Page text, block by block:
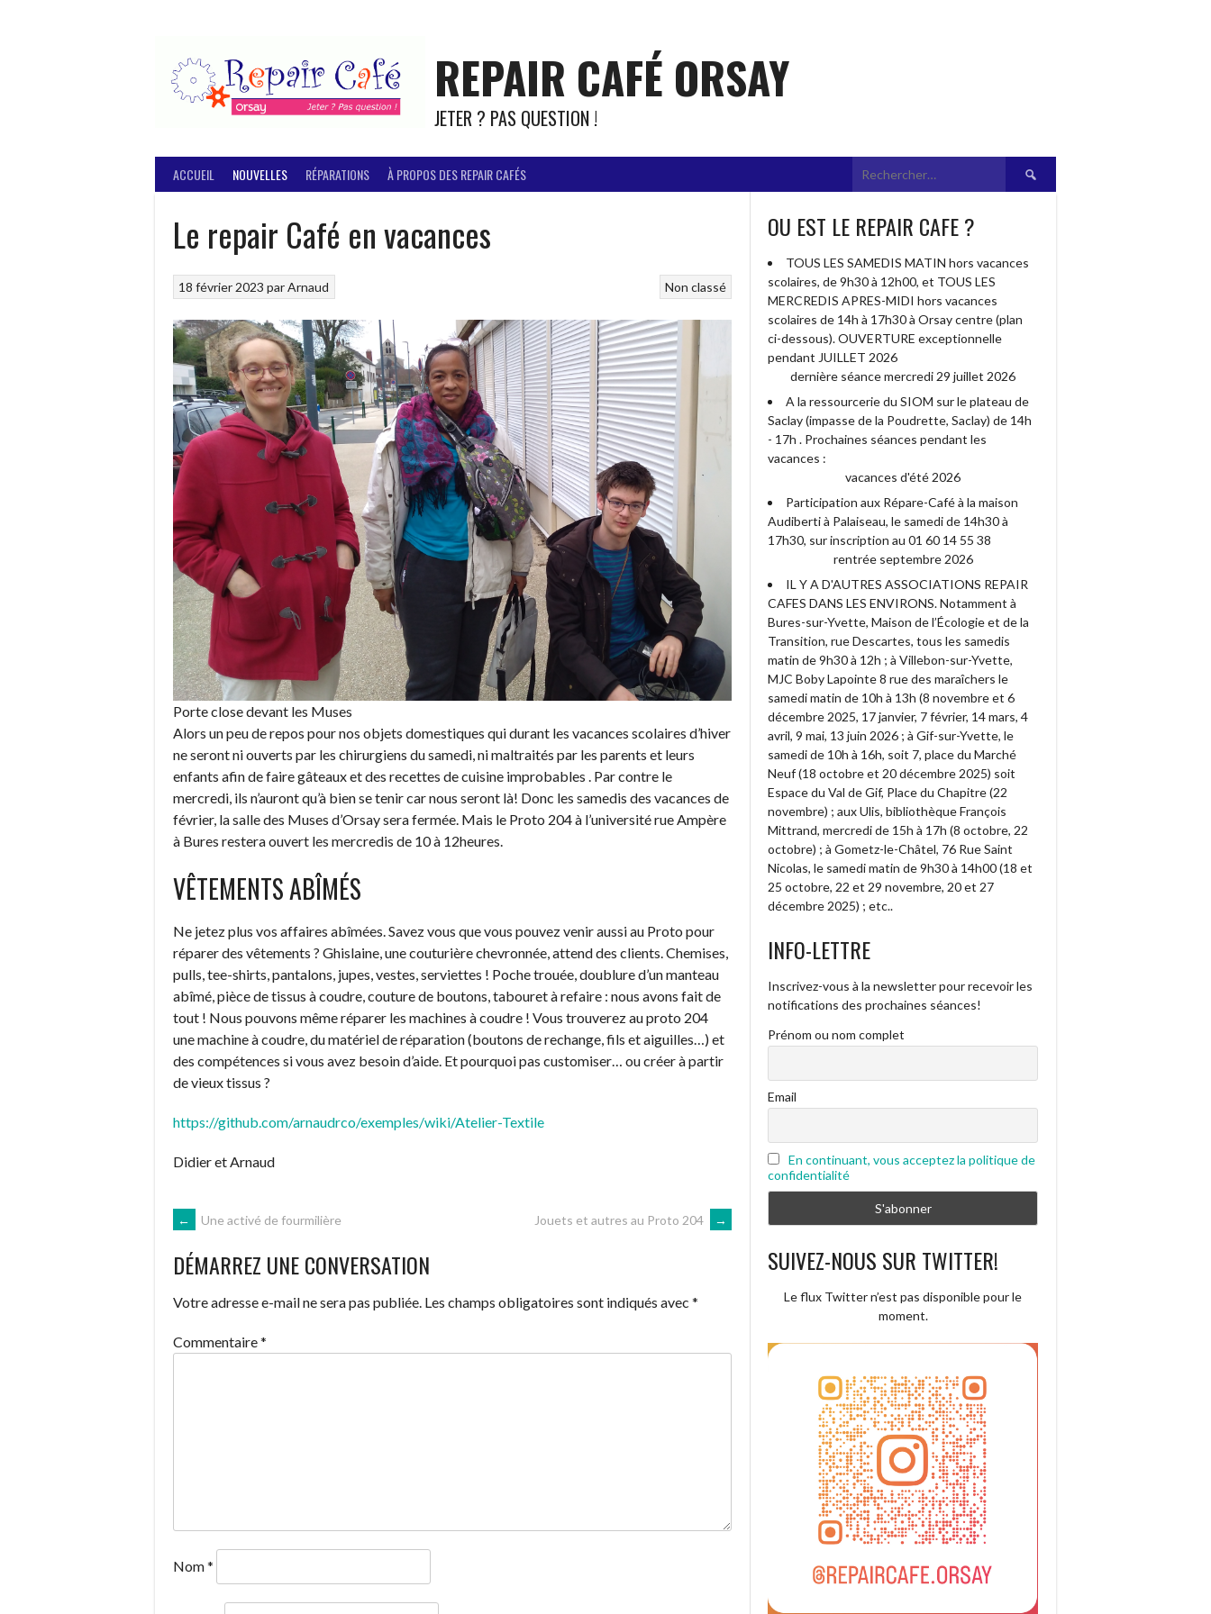
REPAIR CAFÉ ORSAY
JETER ? PAS QUESTION !
ACCUEIL NOUVELLES RÉPARATIONS À PROPOS DES REPAIR CAFÉS Rechercher :
Le repair Café en vacances
Non classé
18 février 2023 parArnaud
Porte close devant les Muses
Alors un peu de repos pour nos objets domestiques qui durant les vacances scolaires d’hiver
ne seront ni ouverts par les chirurgiens du samedi, ni maltraités par les parents et leurs
enfants afin de faire gâteaux et des recettes de cuisine improbables . Par contre le
mercredi, ils n’auront qu’à bien se tenir car nous seront là! Donc les samedis des vacances de
février, la salle des Muses d’Orsay sera fermée. Mais le Proto 204 à l’université rue Ampère
à Bures restera ouvert les mercredis de 10 à 12heures.
VÊTEMENTS ABÎMÉS
Ne jetez plus vos affaires abîmées. Savez vous que vous pouvez venir aussi au Proto pour
réparer des vêtements ? Ghislaine, une couturière chevronnée, attend des clients. Chemises,
pulls, tee-shirts, pantalons, jupes, vestes, serviettes ! Poche trouée, doublure d’un manteau
abîmé, pièce de tissus à coudre, couture de boutons, tabouret à refaire : nous avons fait de
tout ! Nous pouvons même réparer les machines à coudre ! Vous trouverez au proto 204
une machine à coudre, du matériel de réparation (boutons de rechange, fils et aiguilles…) et
des compétences si vous avez besoin d’aide. Et pourquoi pas customiser… ou créer à partir
de vieux tissus ?
https://github.com/arnaudrco/exemples/wiki/Atelier-Textile
Didier et Arnaud
NAVIGATION
DES
ARTICLES
← Une activé de fourmilière Jouets et autres au Proto 204 →
DÉMARREZ UNE CONVERSATION
Votre adresse e-mail ne sera pas publiée. Les champs obligatoires sont indiqués avec *
Commentaire*
Nom*
OU EST LE REPAIR CAFE ?
TOUS LES SAMEDIS MATIN hors vacances
scolaires, de 9h30 à 12h00, et TOUS LES
MERCREDIS APRES-MIDI hors vacances
scolaires de 14h à 17h30 à Orsay centre (plan
ci-dessous). OUVERTURE exceptionnelle
pendant JUILLET 2026
dernière séance mercredi 29 juillet 2026
A la ressourcerie du SIOM sur le plateau de
Saclay (impasse de la Poudrette, Saclay) de 14h
- 17h . Prochaines séances pendant les
vacances :
vacances d'été 2026
Participation aux Répare-Café à la maison
Audiberti à Palaiseau, le samedi de 14h30 à
17h30, sur inscription au 01 60 14 55 38
rentrée septembre 2026
IL Y A D'AUTRES ASSOCIATIONS REPAIR
CAFES DANS LES ENVIRONS. Notamment à
Bures-sur-Yvette, Maison de l’Écologie et de la
Transition, rue Descartes, tous les samedis
matin de 9h30 à 12h ; à Villebon-sur-Yvette,
MJC Boby Lapointe 8 rue des maraîchers le
samedi matin de 10h à 13h (8 novembre et 6
décembre 2025, 17 janvier, 7 février, 14 mars, 4
avril, 9 mai, 13 juin 2026 ; à Gif-sur-Yvette, le
samedi de 10h à 16h, soit 7, place du Marché
Neuf (18 octobre et 20 décembre 2025) soit
Espace du Val de Gif, Place du Chapitre (22
novembre) ; aux Ulis, bibliothèque François
Mittrand, mercredi de 15h à 17h (8 octobre, 22
octobre) ; à Gometz-le-Châtel, 76 Rue Saint
Nicolas, le samedi matin de 9h30 à 14h00 (18 et
25 octobre, 22 et 29 novembre, 20 et 27
décembre 2025) ; etc..
INFO-LETTRE
Inscrivez-vous à la newsletter pour recevoir les
notifications des prochaines séances!
Prénom ou nom complet
Email
En continuant, vous acceptez la politique de
confidentialité
SUIVEZ-NOUS SUR TWITTER!
Le flux Twitter n’est pas disponible pour le
moment.